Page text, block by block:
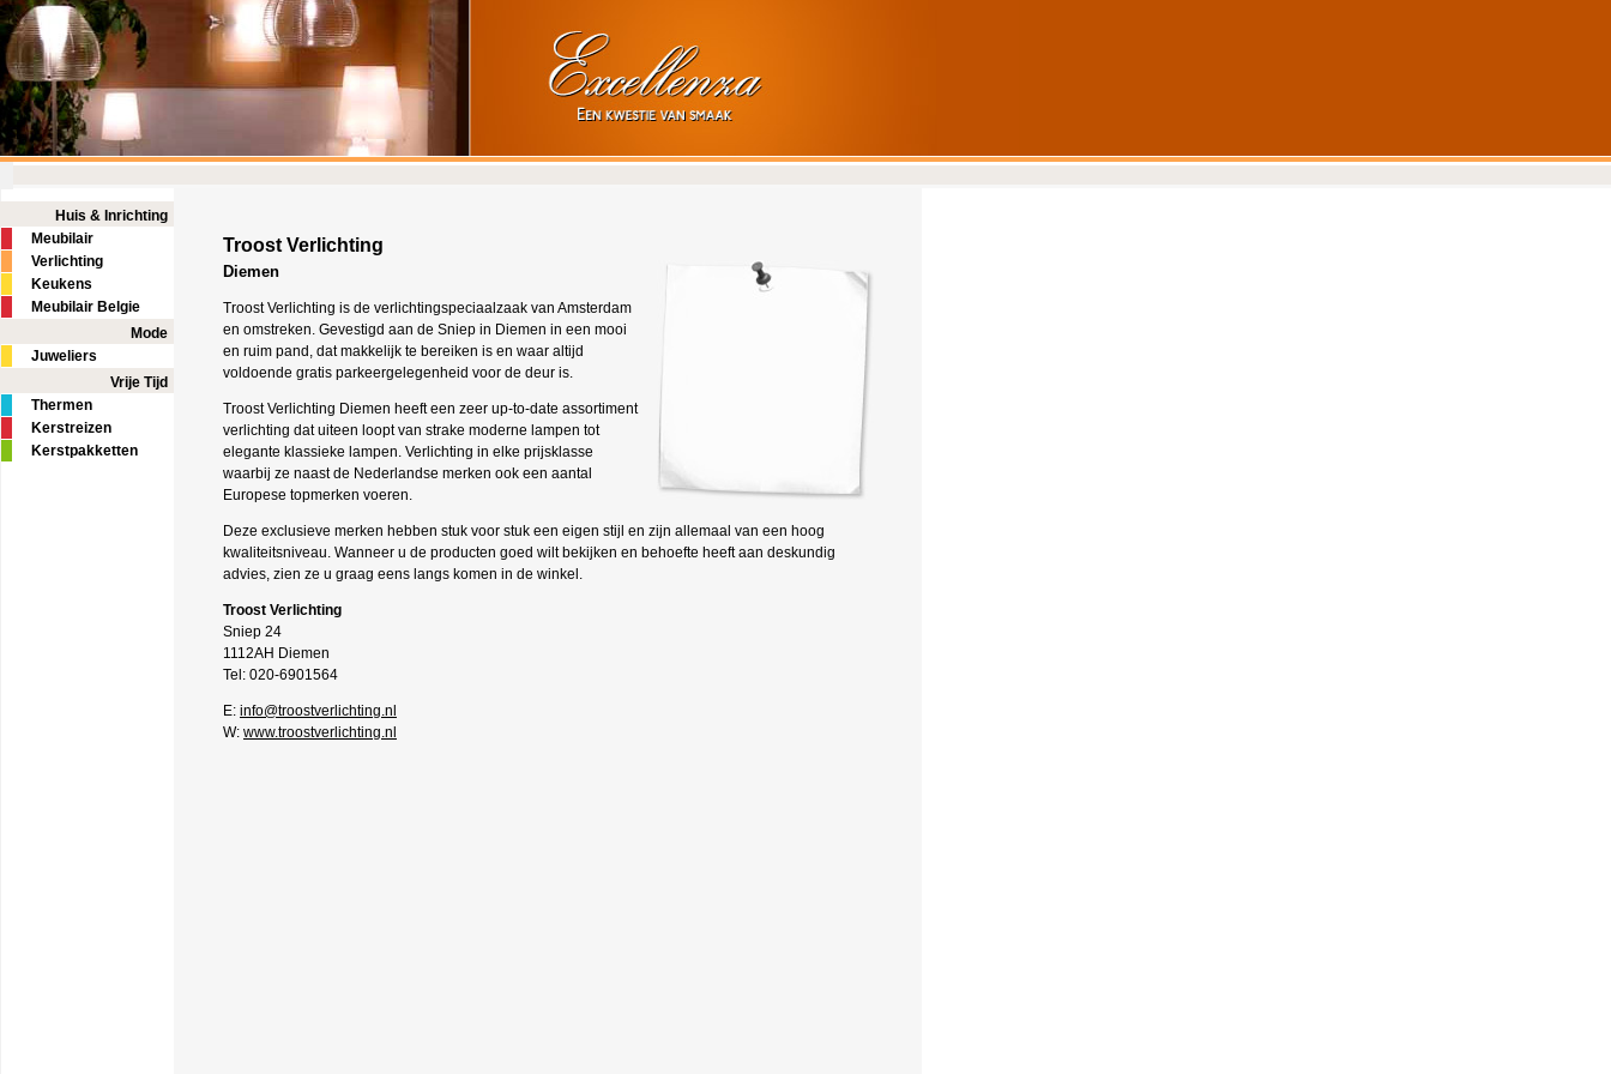
Troost Verlichting
Diemen
Troost Verlichting is de verlichtingspeciaalzaak van Amsterdam
en omstreken. Gevestigd aan de Sniep in Diemen in een mooi
en ruim pand, dat makkelijk te bereiken is en waar altijd
voldoende gratis parkeergelegenheid voor de deur is.
Troost Verlichting Diemen heeft een zeer up-to-date assortiment
verlichting dat uiteen loopt van strake moderne lampen tot
elegante klassieke lampen. Verlichting in elke prijsklasse
waarbij ze naast de Nederlandse merken ook een aantal
Europese topmerken voeren.
Deze exclusieve merken hebben stuk voor stuk een eigen stijl en zijn allemaal van een hoog
kwaliteitsniveau. Wanneer u de producten goed wilt bekijken en behoefte heeft aan deskundig
advies, zien ze u graag eens langs komen in de winkel.
Troost Verlichting
Sniep 24
1112AH Diemen
Tel: 020-6901564
E: info@troostverlichting.nl
W: www.troostverlichting.nl
Huis & Inrichting
Meubilair
Verlichting
Keukens
Meubilair Belgie
Mode
Juweliers
Vrije Tijd
Thermen
Kerstreizen
Kerstpakketten